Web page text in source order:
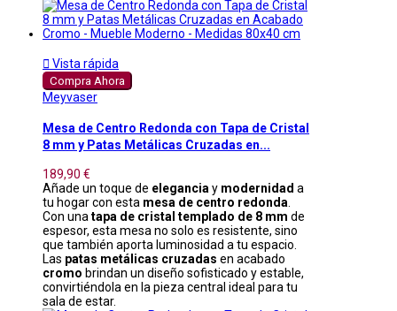
 Vista rápida
Compra Ahora
Meyvaser
Mesa de Centro Redonda con Tapa de Cristal
8 mm y Patas Metálicas Cruzadas en...
189,90 €
Añade un toque de elegancia y modernidad a
tu hogar con esta mesa de centro redonda
Con una tapa de cristal templado de 8 mm de
espesor, esta mesa no solo es resistente, sino
que también aporta luminosidad a tu espacio.
Las patas metálicas cruzadas en acabado
cromo brindan un diseño sofisticado y estable,
convirtiéndola en la pieza central ideal para tu
sala de estar.